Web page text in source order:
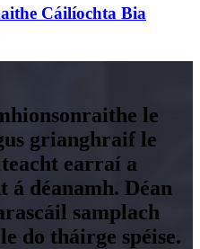
Cáilíochta Bia
le
grianghraif le
earraí a
á déanamh. Déan
samplach
do tháirge spéise.